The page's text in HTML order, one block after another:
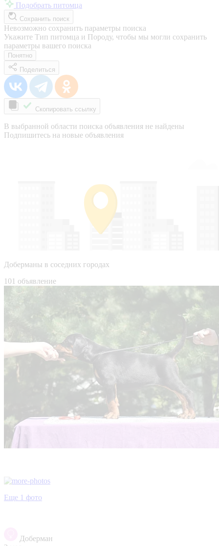
Подобрать питомца
Сохранить поиск
Невозможно сохранить параметры поиска
Укажите Тип питомца и Породу, чтобы мы могли сохранить
параметры вашего поиска
Понятно
Поделиться
Скопировать ссылку
В выбранной области поиска объявления не найдены
Подпишитесь на новые объявления
Доберманы в соседних городах
101 объявление
Еще 1 фото
Доберман